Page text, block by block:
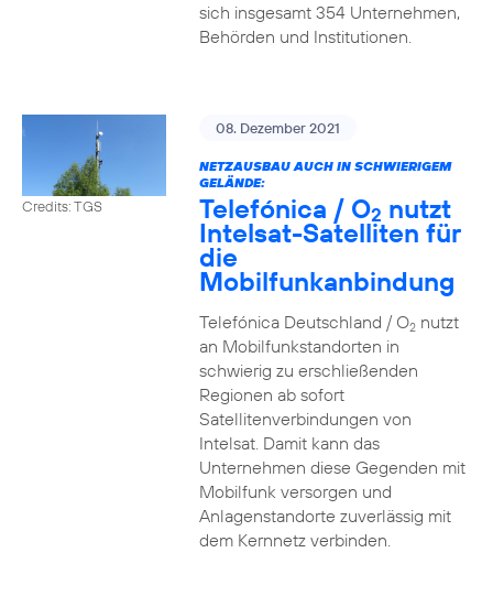
sich insgesamt 354 Unternehmen,
Behörden und Institutionen.
Credits: TGS
08. Dezember 2021
NETZAUSBAU AUCH IN SCHWIERIGEM
GELÄNDE:
Telefónica / O2 nutzt
Intelsat-Satelliten für
die
Mobilfunkanbindung
Telefónica Deutschland / O2nutzt
an Mobilfunkstandorten in
schwierig zu erschließenden
Regionen ab sofort
Satellitenverbindungen von
Intelsat. Damit kann das
Unternehmen diese Gegenden mit
Mobilfunk versorgen und
Anlagenstandorte zuverlässig mit
dem Kernnetz verbinden.